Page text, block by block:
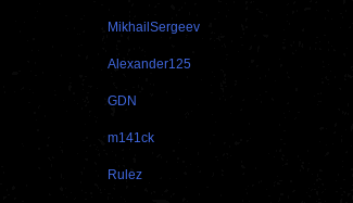
MikhailSergeev
Alexander125
GDN
m141ck
Rulez